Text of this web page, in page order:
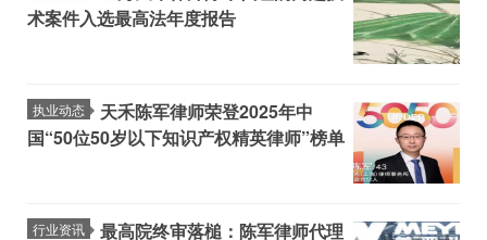
术案件入选最高法年度报告
执业动态
天禾陈军律师荣登2025年中
国“50位50岁以下知识产权精英律师”榜单
行业资讯
最高院终审落槌：陈军律师代理